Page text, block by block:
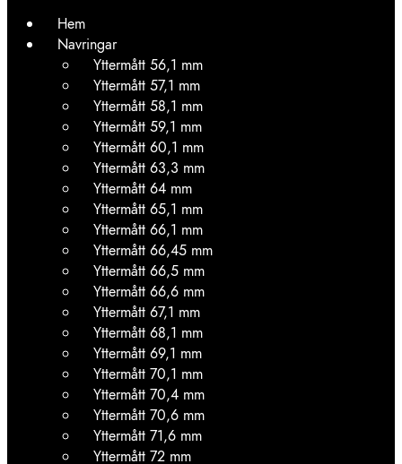
Hem
Navringar
Yttermått 56,1 mm
Yttermått 57,1 mm
Yttermått 58,1 mm
Yttermått 59,1 mm
Yttermått 60,1 mm
Yttermått 63,3 mm
Yttermått 64 mm
Yttermått 65,1 mm
Yttermått 66,1 mm
Yttermått 66,45 mm
Yttermått 66,5 mm
Yttermått 66,6 mm
Yttermått 67,1 mm
Yttermått 68,1 mm
Yttermått 69,1 mm
Yttermått 70,1 mm
Yttermått 70,4 mm
Yttermått 70,6 mm
Yttermått 71,6 mm
Yttermått 72 mm